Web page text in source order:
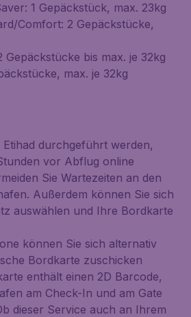
1 Gepäckstück, max. 23kg
Comfort: 2 Gepäckstücke,
Gepäckstücke bis max. je 32kg
max. je 32kg
Etihad durchgeführt werden,
vor Abflug online
Sie Wartezeiten an den
Außerdem können Sie sich
auswählen und Ihre Bordkarte
können Sie sich alternativ
Bordkarte zuschicken
enthält einen 2D Barcode,
am Check-In und am Gate
dieser Service auch an Ihrem